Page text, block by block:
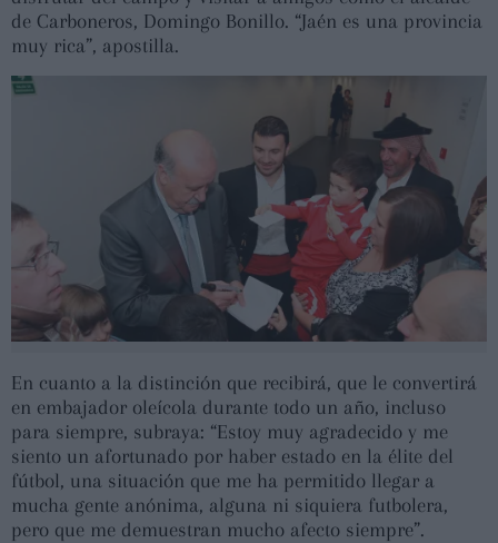
de Carboneros, Domingo Bonillo. “Jaén es una provincia
muy rica”, apostilla.
En cuanto a la distinción que recibirá, que le convertirá
en embajador oleícola durante todo un año, incluso
para siempre, subraya: “Estoy muy agradecido y me
siento un afortunado por haber estado en la élite del
fútbol, una situación que me ha permitido llegar a
mucha gente anónima, alguna ni siquiera futbolera,
pero que me demuestran mucho afecto siempre”.